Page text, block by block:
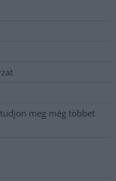
meg még többet